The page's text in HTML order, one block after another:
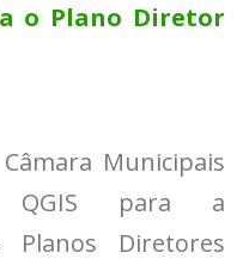
SERVIÇOS BLOG
o Plano Diretor
Municipais
QGIS para a
Planos Diretores